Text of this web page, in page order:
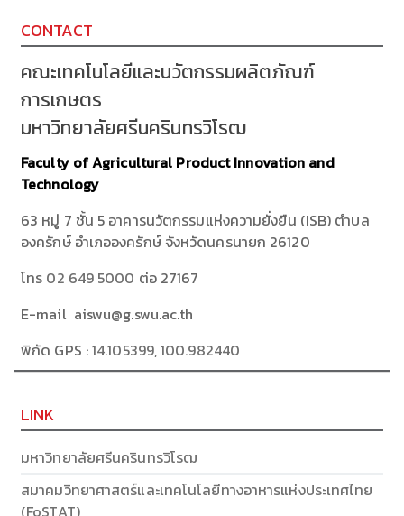
CONTACT
คณะเทคโนโลยีและนวัตกรรมผลิตภัณฑ์
การเกษตร
มหาวิทยาลัยศรีนครินทรวิโรฒ
Faculty of Agricultural Product Innovation and
Technology
63 หมู่ 7 ชั้น 5 อาคารนวัตกรรมแห่งความยั่งยืน (ISB) ตำบล
องครักษ์ อำเภอองครักษ์ จังหวัดนครนายก 26120
โทร 02 649 5000 ต่อ 27167
E-mail aiswu@g.swu.ac.th
พิกัด GPS :14.105399, 100.982440
LINK
มหาวิทยาลัยศรีนครินทรวิโรฒ
สมาคมวิทยาศาสตร์และเทคโนโลยีทางอาหารแห่งประเทศไทย
(FoSTAT)